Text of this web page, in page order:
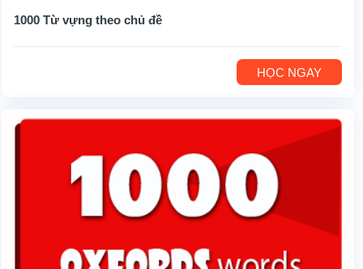
1000 Từ vựng theo chủ đề
HỌC NGAY